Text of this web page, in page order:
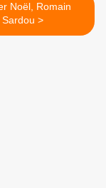
Noël, Romain
Sardou >